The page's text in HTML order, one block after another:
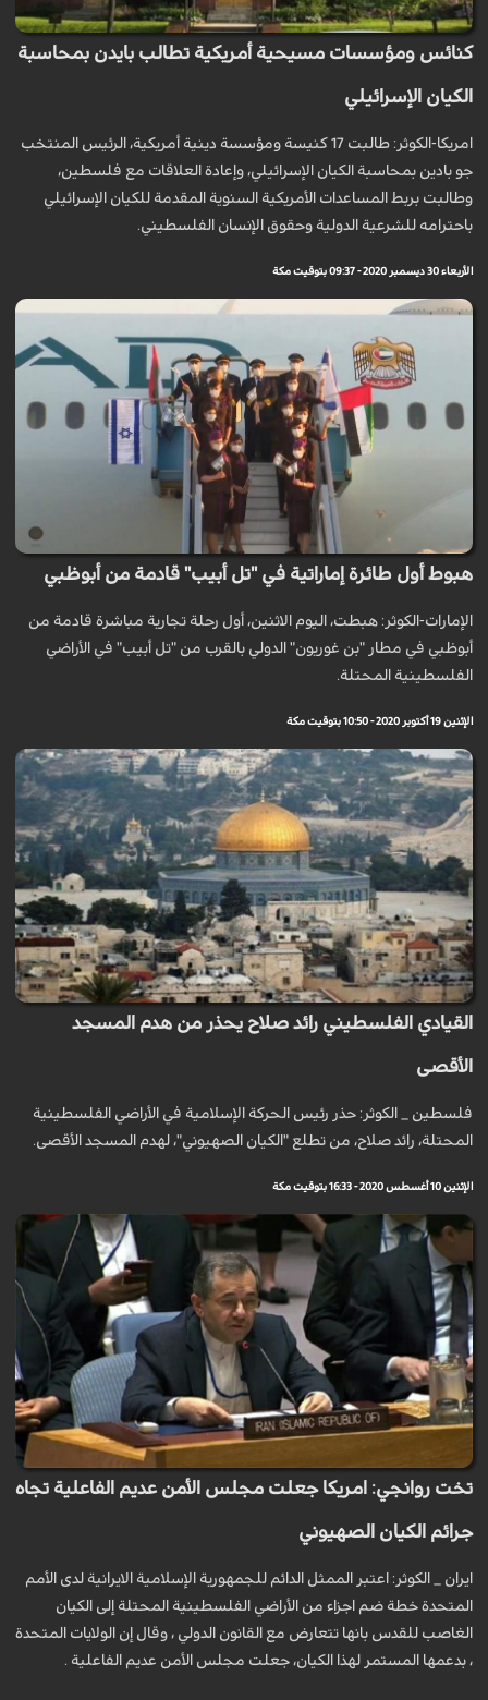
كنائس ومؤسسات مسيحية أمريكية تطالب بايدن بمحاسبة
الكيان الإسرائيلي
امريكا-الكوثر: طالبت 17 كنيسة ومؤسسة دينية أمريكية، الرئيس المنتخب
جو بادين بمحاسبة الكيان الإسرائيلي، وإعادة العلاقات مع فلسطين،
وطالبت بربط المساعدات الأمريكية السنوية المقدمة للكيان الإسرائيلي
باحترامه للشرعية الدولية وحقوق الإنسان الفلسطيني.
الأربعاء 30 ديسمبر 2020 - 09:37 بتوقيت مكة
هبوط أول طائرة إماراتية في "تل أبيب" قادمة من أبوظبي
الإمارات-الكوثر: هبطت، اليوم الاثنين، أول رحلة تجارية مباشرة قادمة من
أبوظبي في مطار "بن غوريون" الدولي بالقرب من "تل أبيب" في الأراضي
الفلسطينية المحتلة.
الإثنين 19 أكتوبر 2020 - 10:50 بتوقيت مكة
القيادي الفلسطيني رائد صلاح يحذر من هدم المسجد
الأقصى
فلسطين _ الكوثر: حذر رئيس الحركة الإسلامية في الأراضي الفلسطينية
المحتلة، رائد صلاح، من تطلع "الكيان الصهيوني"، لهدم المسجد الأقصى.
الإثنين 10 أغسطس 2020 - 16:33 بتوقيت مكة
تخت روانجي: امريكا جعلت مجلس الأمن عديم الفاعلية تجاه
جرائم الكيان الصهيوني
ايران _ الكوثر: اعتبر الممثل الدائم للجمهورية الإسلامية الايرانية لدى الأمم
المتحدة خطة ضم اجزاء من الأراضي الفلسطينية المحتلة إلى الكيان
الغاصب للقدس بانها تتعارض مع القانون الدولي ، وقال إن الولايات المتحدة
، بدعمها المستمر لهذا الكيان، جعلت مجلس الأمن عديم الفاعلية .